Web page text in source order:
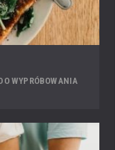
WYPRÓBOWANIA